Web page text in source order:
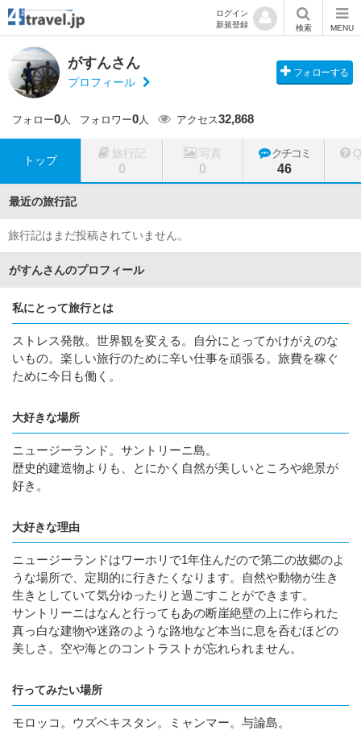
ログイン
新規登録
検索 MENU
がすんさん
プロフィール
フォローする
フォロー0人 フォロワー0人 アクセス32,868
トップ
旅行記
0
写真
0
クチコミ
46
最近の旅行記
旅行記はまだ投稿されていません。
がすんさんのプロフィール
私にとって旅行とは
ストレス発散。世界観を変える。自分にとってかけがえのな
いもの。楽しい旅行のために辛い仕事を頑張る。旅費を稼ぐ
ために今日も働く。
大好きな場所
ニュージーランド。サントリーニ島。
歴史的建造物よりも、とにかく自然が美しいところや絶景が
好き。
大好きな理由
ニュージーランドはワーホリで1年住んだので第二の故郷のよ
うな場所で、定期的に行きたくなります。自然や動物が生き
生きとしていて気分ゆったりと過ごすことができます。
サントリーニはなんと行ってもあの断崖絶壁の上に作られた
真っ白な建物や迷路のような路地など本当に息を呑むほどの
美しさ。空や海とのコントラストが忘れられません。
行ってみたい場所
モロッコ。ウズベキスタン。ミャンマー。与論島。